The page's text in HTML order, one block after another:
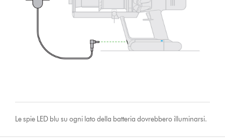
Le spie LED blu su ogni lato della batteria dovrebbero illuminarsi.